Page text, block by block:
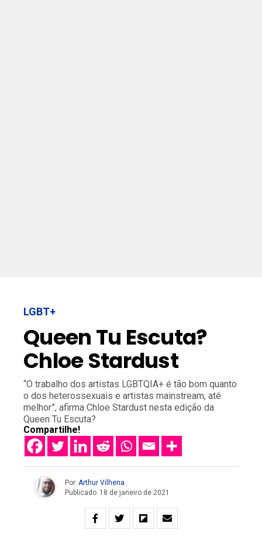
LGBT+
Queen Tu Escuta?
Chloe Stardust
“O trabalho dos artistas LGBTQIA+ é tão bom quanto
o dos heterossexuais e artistas mainstream, até
melhor”, afirma Chloe Stardust nesta edição da
Queen Tu Escuta?
Compartilhe!
Por Arthur Vilhena
Publicado 18 de janeiro de 2021